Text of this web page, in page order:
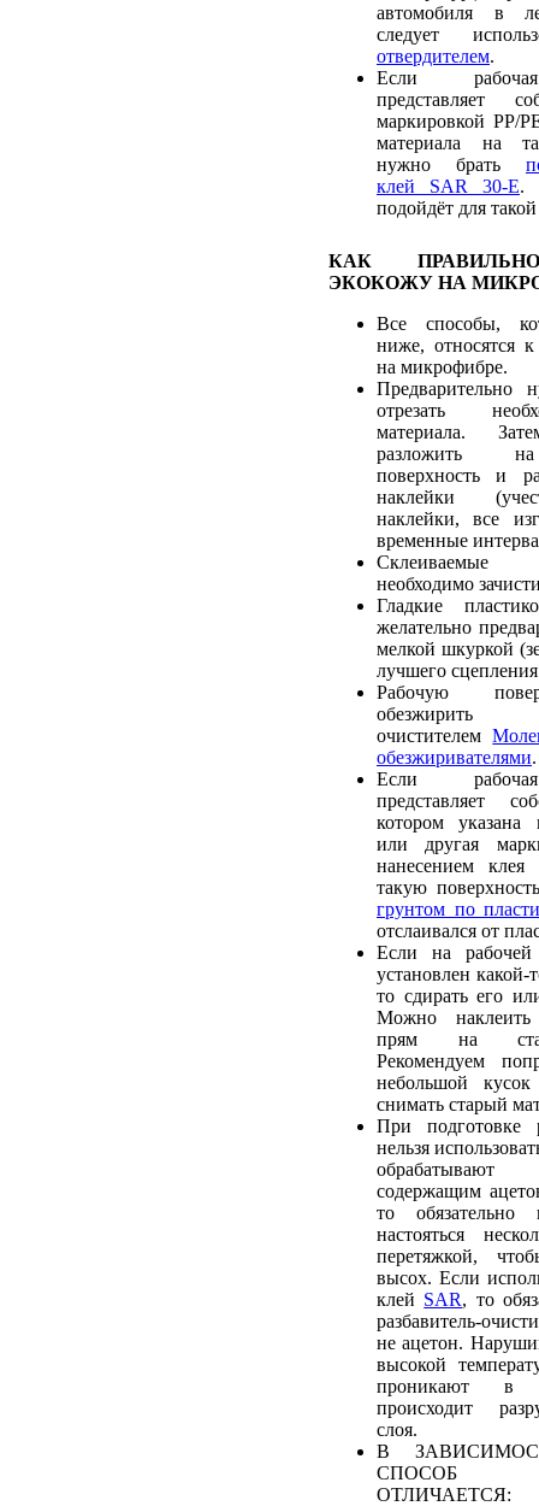
автомобиля в
следует
отвердителем.
Если
представляет
маркировкой PP/
материала на
нужно брать
клей SAR 30-E.
подойдёт для
КАК
ЭКОКОЖУ НА
Все способы,
ниже, относятся
на микрофибре.
Предварительно
отрезать
материала.
разложить
поверхность и
наклейки
наклейки, все
временные
необходимо
Гладкие
желательно
мелкой шкуркой
лучшего
Рабочую
обезжирить
очистителем
обезжиривателями.
Если
представляет
котором указана
или другая
нанесением клея
такую
грунтом по
отслаивался от
Если на рабочей
установлен какой-
то сдирать его
Можно
прям на
Рекомендуем
небольшой
снимать старый
При подготовке
нельзя
обрабатывают
содержащим
то
настояться
перетяжкой,
высох. Если
клей SAR, то
разбавитель-
не ацетон.
высокой
проникают в
происходит
слоя.
В
СПОСОБ
ОТЛИЧАЕТСЯ: